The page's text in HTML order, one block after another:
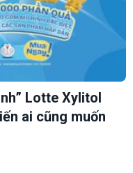
Lotte Xylitol
ai cũng muốn